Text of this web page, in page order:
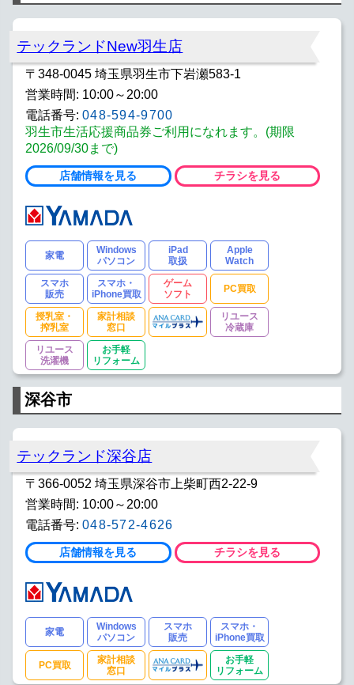
テックランドNew羽生店
〒348-0045 埼玉県羽生市下岩瀬583-1
営業時間: 10:00～20:00
電話番号: 048-594-9700
羽生市生活応援商品券ご利用になれます。(期限
2026/09/30まで)
店舗情報を見る チラシを見る
家電
Windows
パソコン
iPad
取扱
Apple
Watch
スマホ
販売
スマホ・
iPhone買取
ゲーム
ソフト
PC買取
授乳室・
搾乳室
家計相談
窓口
リユース
冷蔵庫
リユース
洗濯機
お手軽
リフォーム
深谷市
テックランド深谷店
〒366-0052 埼玉県深谷市上柴町西2-22-9
営業時間: 10:00～20:00
電話番号: 048-572-4626
店舗情報を見る チラシを見る
家電
Windows
パソコン
スマホ
販売
スマホ・
iPhone買取
PC買取
家計相談
窓口
お手軽
リフォーム